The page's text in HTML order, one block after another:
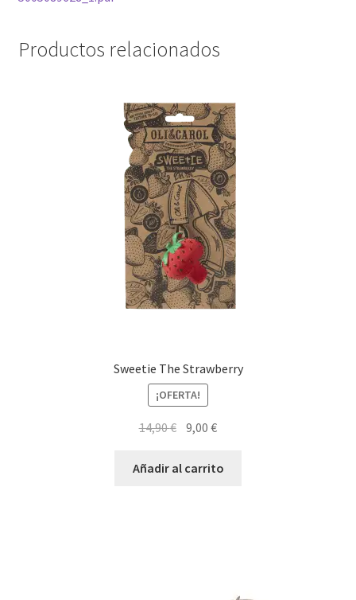
Productos relacionados
Sweetie The Strawberry
¡OFERTA!
14,90€ El
original
9,00€El
actual
Añadir al carrito